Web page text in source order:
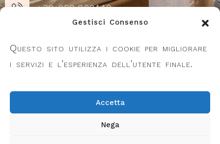
Gestisci Consenso
Questo sito utilizza i cookie per migliorare
i servizi e l'esperienza dell'utente finale.
Accetta
Nega
+39 059.982449
(MO)